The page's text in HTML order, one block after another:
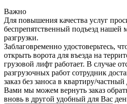
Важно
Для повышения качества услуг
беспрепятственный подъезд нашей
разгрузки.
Заблаговременно удостоверьтесь,
открыть ворота для въезда на
грузовой лифт работает. В случае
разгрузочных работ сотрудник
заказ без заноса в квартиру/
Вами мы можем вернуть заказ
вновь в другой удобный для Вас